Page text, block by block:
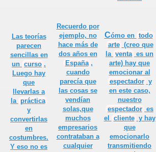
Las teorías
parecen
sencillas en
un curso .
Luego hay
que
llevarlas a
la práctica
y
convertirlas
en
costumbres.
Y eso no es
Recuerdo por
ejemplo, no
hace más de
dos años en
España ,
cuando
parecía que
las cosas se
vendían
solas,que
muchos
empresarios
contrataban a
cualquier
Cómo en todo
arte (creo que
la venta es un
arte) hay que
emocionaral
espectador y
en este caso,
nuestro
espectador es
el cliente y hay
que
emocionarlo
transmitiendo
vendedor
estar en la oficina y en el trabajo.